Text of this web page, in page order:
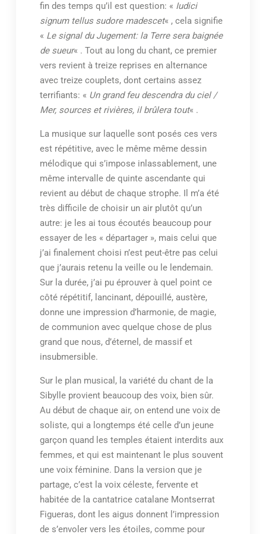
fin des temps qu’il est question: « Iudici
signum tellus sudore madescet« , cela signifie
« Le signal du Jugement: la Terre sera baignée
de sueur« . Tout au long du chant, ce premier
vers revient à treize reprises en alternance
avec treize couplets, dont certains assez
terrifiants: « Un grand feu descendra du ciel /
Mer, sources et rivières, il brûlera tout« .
La musique sur laquelle sont posés ces vers
est répétitive, avec le même même dessin
mélodique qui s’impose inlassablement, une
même intervalle de quinte ascendante qui
revient au début de chaque strophe. Il m’a été
très difficile de choisir un air plutôt qu’un
autre: je les ai tous écoutés beaucoup pour
essayer de les « départager », mais celui que
j’ai finalement choisi n’est peut-être pas celui
que j’aurais retenu la veille ou le lendemain.
Sur la durée, j’ai pu éprouver à quel point ce
côté répétitif, lancinant, dépouillé, austère,
donne une impression d’harmonie, de magie,
de communion avec quelque chose de plus
grand que nous, d’éternel, de massif et
insubmersible.
Sur le plan musical, la variété du chant de la
Sibylle provient beaucoup des voix, bien sûr.
Au début de chaque air, on entend une voix de
soliste, qui a longtemps été celle d’un jeune
garçon quand les temples étaient interdits aux
femmes, et qui est maintenant le plus souvent
une voix féminine. Dans la version que je
partage, c’est la voix céleste, fervente et
habitée de la cantatrice catalane Montserrat
Figueras, dont les aigus donnent l’impression
de s’envoler vers les étoiles, comme pour